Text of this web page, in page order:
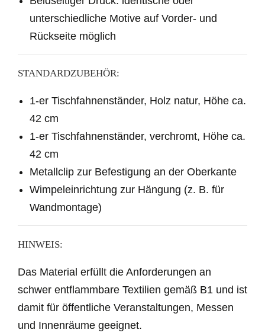
unterschiedliche Motive auf Vorder- und
Rückseite möglich
STANDARDZUBEHÖR:
1-er Tischfahnenständer, Holz natur, Höhe ca.
42 cm
1-er Tischfahnenständer, verchromt, Höhe ca.
42 cm
Metallclip zur Befestigung an der Oberkante
Wimpeleinrichtung zur Hängung (z. B. für
Wandmontage)
HINWEIS:
Das Material erfüllt die Anforderungen an
schwer entflammbare Textilien gemäß B1 und ist
damit für öffentliche Veranstaltungen, Messen
und Innenräume geeignet.